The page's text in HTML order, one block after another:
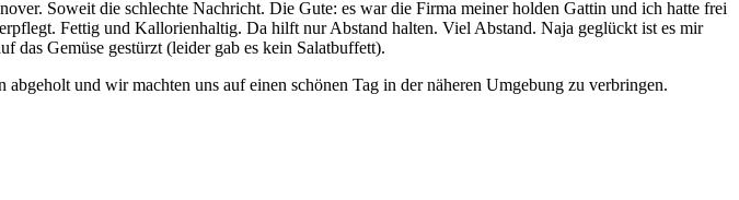
Soweit die schlechte Nachricht. Die Gute: es war die Firma meiner holden Gattin und ich hatte frei
Fettig und Kallorienhaltig. Da hilft nur Abstand halten. Viel Abstand. Naja geglückt ist es mir
das Gemüse gestürzt (leider gab es kein Salatbuffett).
und wir machten uns auf einen schönen Tag in der näheren Umgebung zu verbringen.